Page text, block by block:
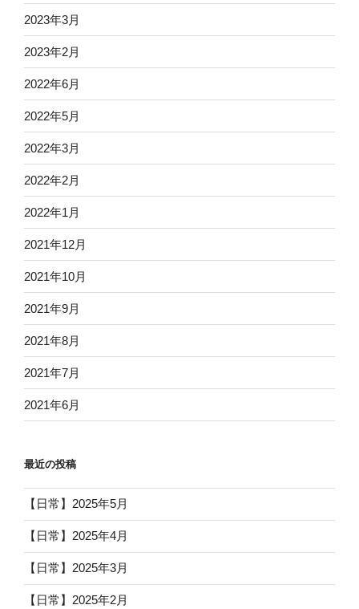
2023年3月
2023年2月
2022年6月
2022年5月
2022年3月
2022年2月
2022年1月
2021年12月
2021年10月
2021年9月
2021年8月
2021年7月
2021年6月
最近の投稿
【日常】2025年5月
【日常】2025年4月
【日常】2025年3月
【日常】2025年2月